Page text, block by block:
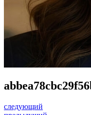
следующий